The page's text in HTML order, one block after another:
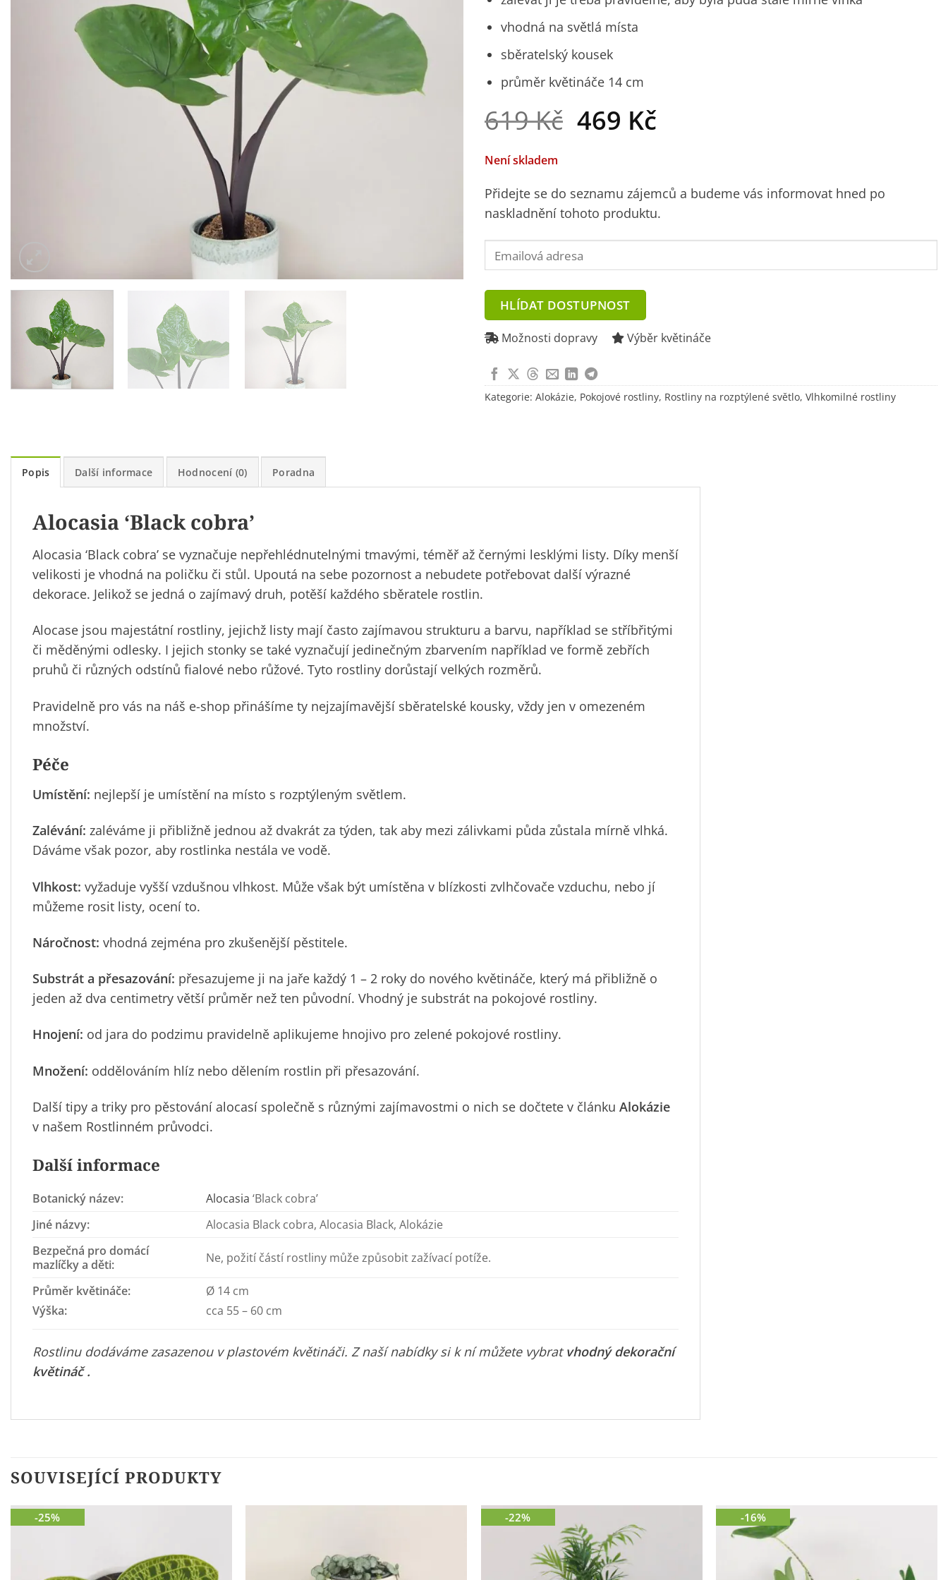
vhodná na světlá místa
sběratelský kousek
průměr květináče 14 cm
619Kč Původní
619 Kč.
469 KčAktuální
469 Kč.
Není skladem
Přidejte se do seznamu zájemců a budeme vás informovat hned po
naskladnění tohoto produktu.
your
address
to
join
waitlist
for
HLÍDAT DOSTUPNOST
Možnosti dopravy Výběr květináče
Kategorie: Alokázie, Pokojové rostliny, Rostliny na rozptýlené světlo, Vlhkomilné rostliny
Popis Další informace Hodnocení (0) Poradna
Alocasia ‘Black cobra’
Alocasia ‘Black cobra’ se vyznačuje nepřehlédnutelnými tmavými, téměř až černými lesklými listy. Díky menší
velikosti je vhodná na poličku či stůl. Upoutá na sebe pozornost a nebudete potřebovat další výrazné
dekorace. Jelikož se jedná o zajímavý druh, potěší každého sběratele rostlin.
Alocase jsou majestátní rostliny, jejichž listy mají často zajímavou strukturu a barvu, například se stříbřitými
či měděnými odlesky. I jejich stonky se také vyznačují jedinečným zbarvením například ve formě zebřích
pruhů či různých odstínů fialové nebo růžové. Tyto rostliny dorůstají velkých rozměrů.
Pravidelně pro vás na náš e-shop přinášíme ty nejzajímavější sběratelské kousky, vždy jen v omezeném
množství.
Péče
Umístění: nejlepší je umístění na místo s rozptýleným světlem.
Zalévání: zaléváme ji přibližně jednou až dvakrát za týden, tak aby mezi zálivkami půda zůstala mírně vlhká.
Dáváme však pozor, aby rostlinka nestála ve vodě.
Vlhkost: vyžaduje vyšší vzdušnou vlhkost. Může však být umístěna v blízkosti zvlhčovače vzduchu, nebo jí
můžeme rosit listy, ocení to.
Náročnost: vhodná zejména pro zkušenější pěstitele.
Substrát a přesazování: přesazujeme ji na jaře každý 1 – 2 roky do nového květináče, který má přibližně o
jeden až dva centimetry větší průměr než ten původní. Vhodný je substrát na pokojové rostliny.
Hnojení: od jara do podzimu pravidelně aplikujeme hnojivo pro zelené pokojové rostliny.
Množení: oddělováním hlíz nebo dělením rostlin při přesazování.
Další tipy a triky pro pěstování alocasí společně s různými zajímavostmi o nich se dočtete v článku Alokázie
v našem Rostlinném průvodci.
Další informace
Botanický název: Alocasia ‘Black cobra’
Jiné názvy:
Alocasia Black cobra, Alocasia Black, Alokázie
Bezpečná pro domácí
mazlíčky a děti:
Ne, požití částí rostliny může způsobit zažívací potíže.
Průměr květináče:
Výška:
Ø 14 cm
cca 55 – 60 cm
Rostlinu dodáváme zasazenou v plastovém květináči. Z naší nabídky si k ní můžete vybratvhodný dekorační
květináč.
SOUVISEJÍCÍ PRODUKTY
-25% -22% -16%